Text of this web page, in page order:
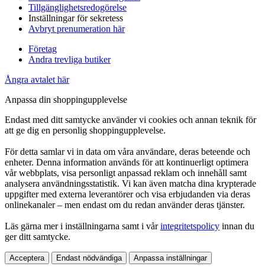
Tillgänglighetsredogörelse
Inställningar för sekretess
Avbryt prenumeration här
Företag
Andra trevliga butiker
Ångra avtalet här
Anpassa din shoppingupplevelse
Endast med ditt samtycke använder vi cookies och annan teknik för
att ge dig en personlig shoppingupplevelse.
För detta samlar vi in data om våra användare, deras beteende och
enheter. Denna information används för att kontinuerligt optimera
vår webbplats, visa personligt anpassad reklam och innehåll samt
analysera användningsstatistik. Vi kan även matcha dina krypterade
uppgifter med externa leverantörer och visa erbjudanden via deras
onlinekanaler – men endast om du redan använder deras tjänster.
Läs gärna mer i inställningarna samt i vårintegritetspolicy innan du
ger ditt samtycke.
Acceptera Endast nödvändiga Anpassa inställningar